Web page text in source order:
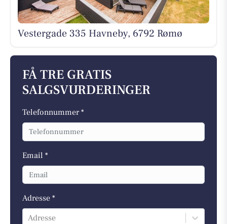
Vestergade 335 Havneby, 6792 Rømø
FÅ TRE GRATIS
SALGSVURDERINGER
Telefonnummer *
Email *
Adresse *
Adresse